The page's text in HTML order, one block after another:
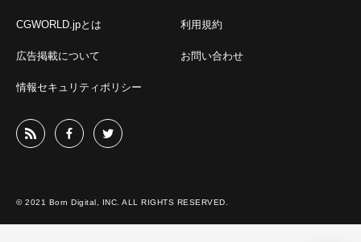
CGWORLD.jpとは 利用規約
広告掲載について お問い合わせ
情報セキュリティポリシー
© 2021 Born Digital, INC. ALL RIGHTS RESERVED.